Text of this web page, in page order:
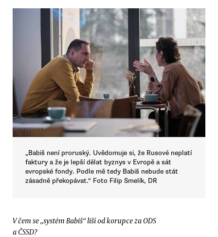
„Babiš není proruský. Uvědomuje si, že Rusové neplatí
faktury a že je lepší dělat byznys v Evropě a sát
evropské fondy. Podle mě tedy Babiš nebude stát
zásadně překopávat.“ Foto Filip Smelík, DR
V čem se „systém Babiš“ liší od korupce za ODS
a ČSSD?